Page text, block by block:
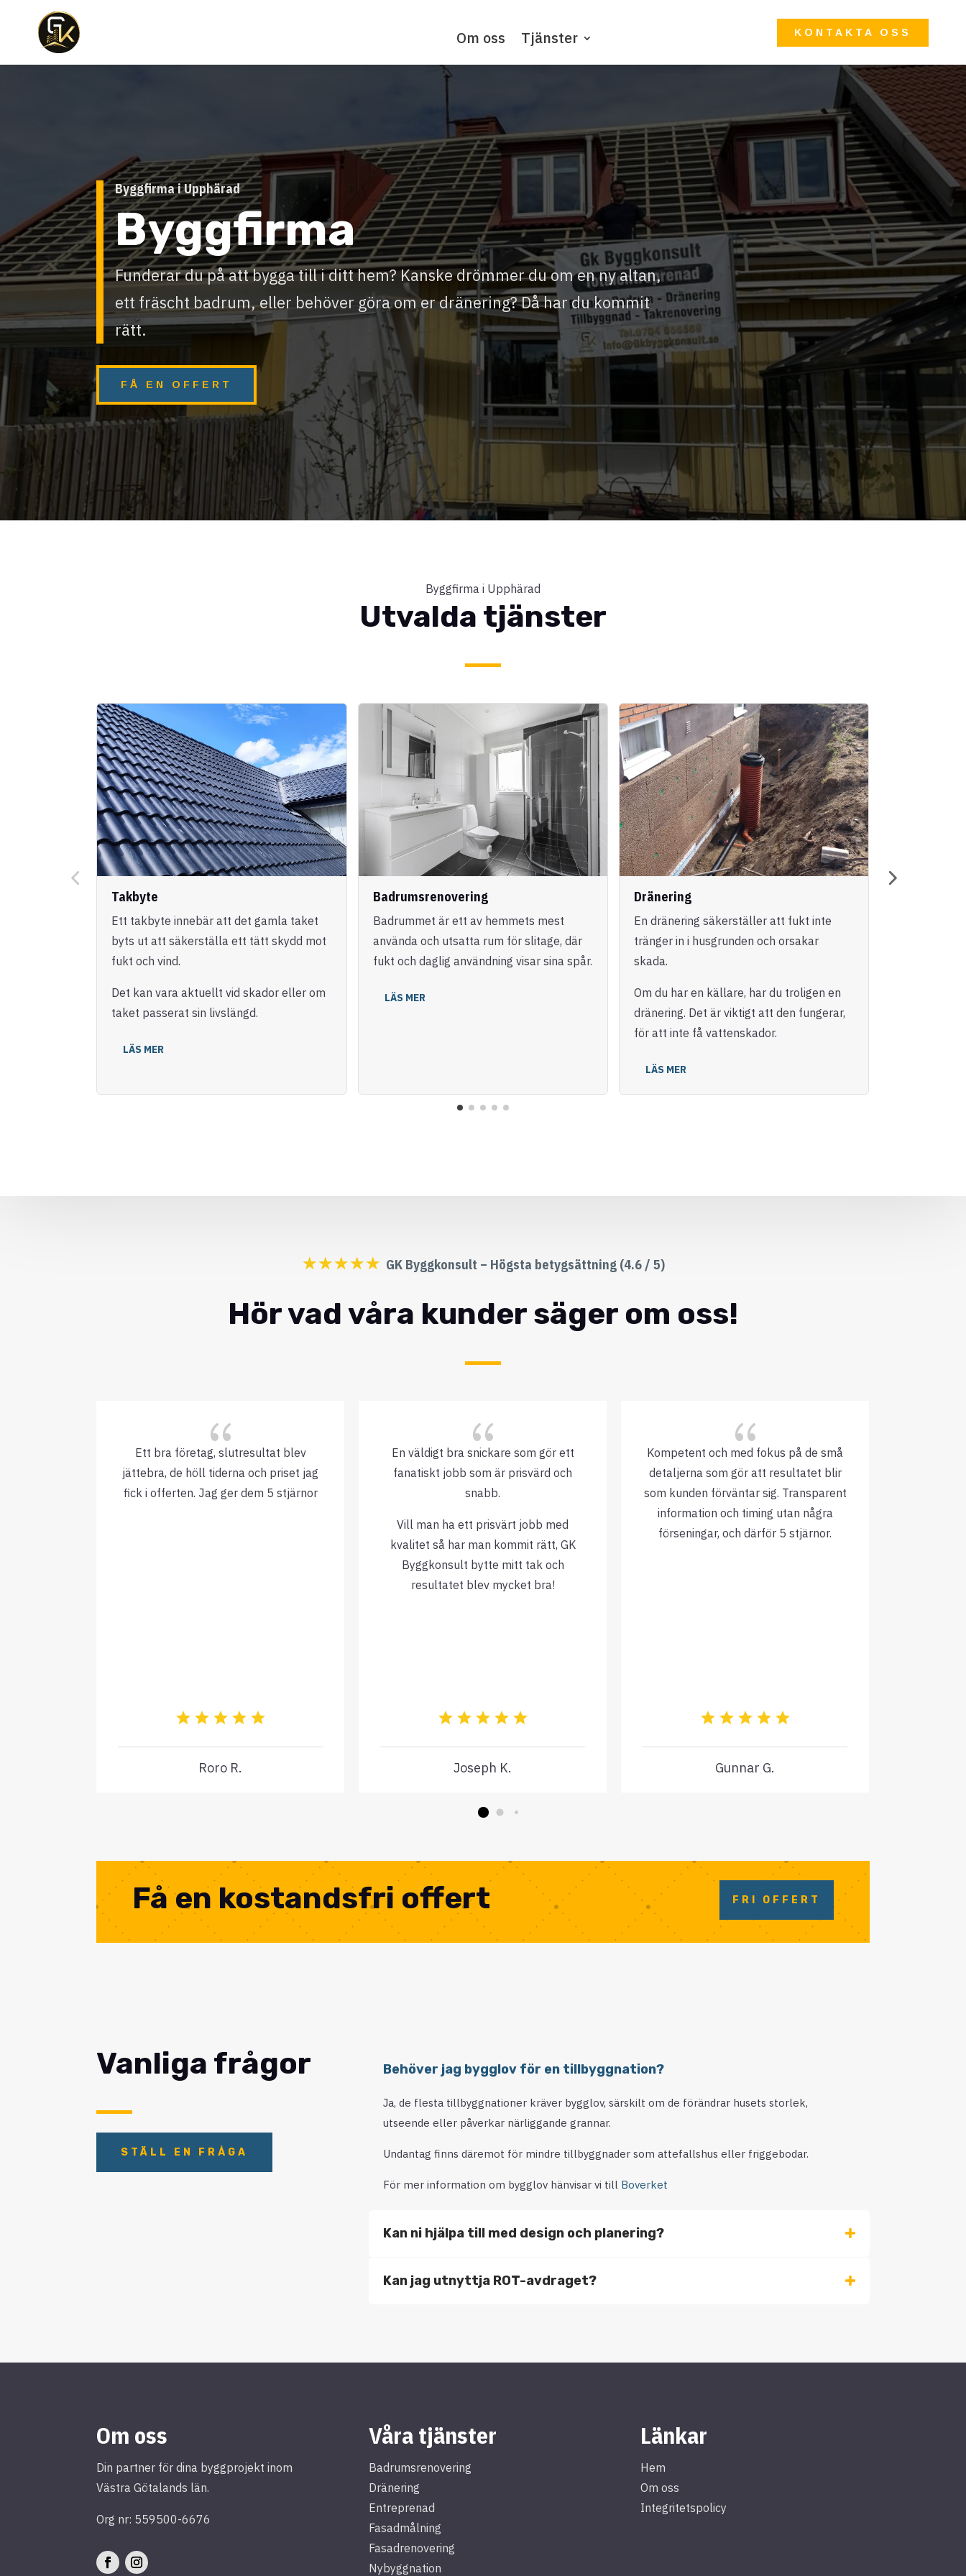
Om oss Tjänster KONTAKTA OSS
Byggfirma i Upphärad
Byggfirma
Funderar du på att bygga till i ditt hem? Kanske drömmer du om en ny altan,
ett fräscht badrum, eller behöver göra om er dränering? Då har du kommit
rätt.
FÅ EN OFFERT
Byggfirma i Upphärad
Utvalda tjänster
Takbyte
Ett takbyte innebär att det gamla taket
byts ut att säkerställa ett tätt skydd mot
fukt och vind.
Det kan vara aktuellt vid skador eller om
taket passerat sin livslängd.
LÄS MER
Badrumsrenovering
Badrummet är ett av hemmets mest
använda och utsatta rum för slitage, där
fukt och daglig användning visar sina spår.
LÄS MER
Dränering
En dränering säkerställer att fukt inte
tränger in i husgrunden och orsakar
skada.
Om du har en källare, har du troligen en
dränering. Det är viktigt att den fungerar,
för att inte få vattenskador.
LÄS MER
☆☆☆☆☆ GK Byggkonsult – Högsta betygsättning (4.6 / 5)
Hör vad våra kunder säger om oss!
{
Ett bra företag, slutresultat blev
jättebra, de höll tiderna och priset jag
fick i offerten. Jag ger dem 5 stjärnor
Roro R.
{
En väldigt bra snickare som gör ett
fanatiskt jobb som är prisvärd och
snabb.
Vill man ha ett prisvärt jobb med
kvalitet så har man kommit rätt, GK
Byggkonsult bytte mitt tak och
resultatet blev mycket bra!
Joseph K.
{
Kompetent och med fokus på de små
detaljerna som gör att resultatet blir
som kunden förväntar sig. Transparent
information och timing utan några
förseningar, och därför 5 stjärnor.
Gunnar G.
Få en kostandsfri offert FRI OFFERT
Vanliga frågor
STÄLL EN FRÅGA
Behöver jag bygglov för en tillbyggnation?
Ja, de flesta tillbyggnationer kräver bygglov, särskilt om de förändrar husets storlek,
utseende eller påverkar närliggande grannar.
Undantag finns däremot för mindre tillbyggnader som attefallshus eller friggebodar.
För mer information om bygglov hänvisar vi till Boverket
Kan ni hjälpa till med design och planering?
Kan jag utnyttja ROT-avdraget?
Om oss
Din partner för dina byggprojekt inom
Västra Götalands län.
Org nr: 559500-6676
Våra tjänster
Badrumsrenovering
Dränering
Entreprenad
Fasadmålning
Fasadrenovering
Nybyggnation
Länkar
Hem
Om oss
Integritetspolicy